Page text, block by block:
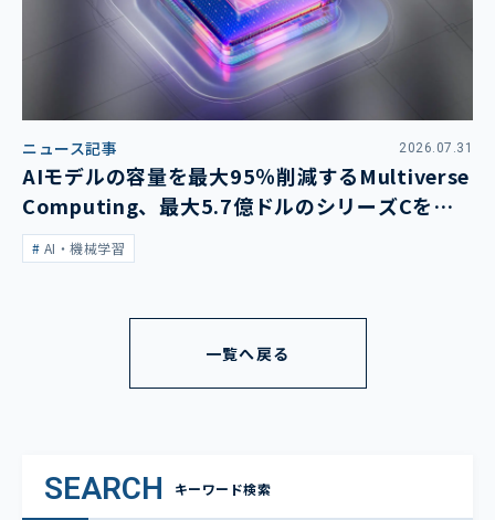
ニュース記事 2026.07.31
AIモデルの容量を最大95％削減するMultiverse
Computing、最大5.7億ドルのシリーズCを発
表AI・機械学習
一覧へ戻る
SEARCH キーワード検索